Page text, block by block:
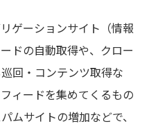
ゲーションサイト（情報
ドの自動取得や、クロー
回・コンテンツ取得な
ィードを集めてくるもの
ムサイトの増加などで、